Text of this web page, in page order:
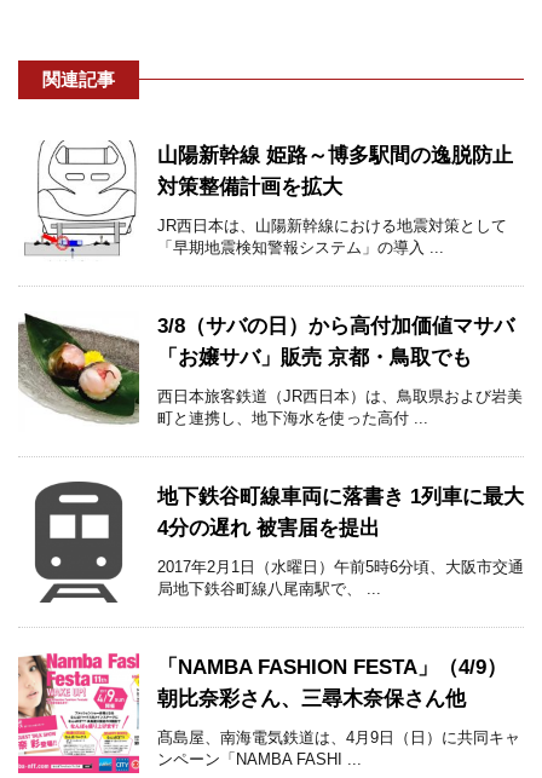
関連記事
山陽新幹線 姫路～博多駅間の逸脱防止
対策整備計画を拡大
JR西日本は、山陽新幹線における地震対策として
「早期地震検知警報システム」の導入 ...
3/8（サバの日）から高付加価値マサバ
「お嬢サバ」販売 京都・鳥取でも
西日本旅客鉄道（JR西日本）は、鳥取県および岩美
町と連携し、地下海水を使った高付 ...
地下鉄谷町線車両に落書き 1列車に最大
4分の遅れ 被害届を提出
2017年2月1日（水曜日）午前5時6分頃、大阪市交通
局地下鉄谷町線八尾南駅で、 ...
「NAMBA FASHION FESTA」（4/9）
朝比奈彩さん、三尋木奈保さん他
髙島屋、南海電気鉄道は、4月9日（日）に共同キャ
ンペーン「NAMBA FASHI ...